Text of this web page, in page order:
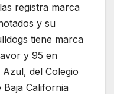
registra marca
y su
tiene marca
y 95 en
del Colegio
Baja California